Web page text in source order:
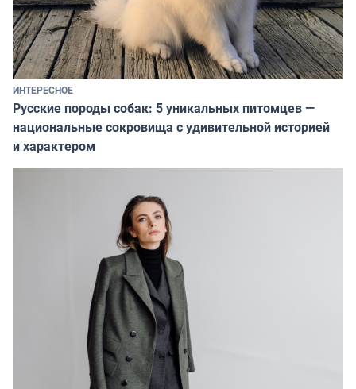
ИНТЕРЕСНОЕ
Русские породы собак: 5 уникальных питомцев —
национальные сокровища с удивительной историей
и характером